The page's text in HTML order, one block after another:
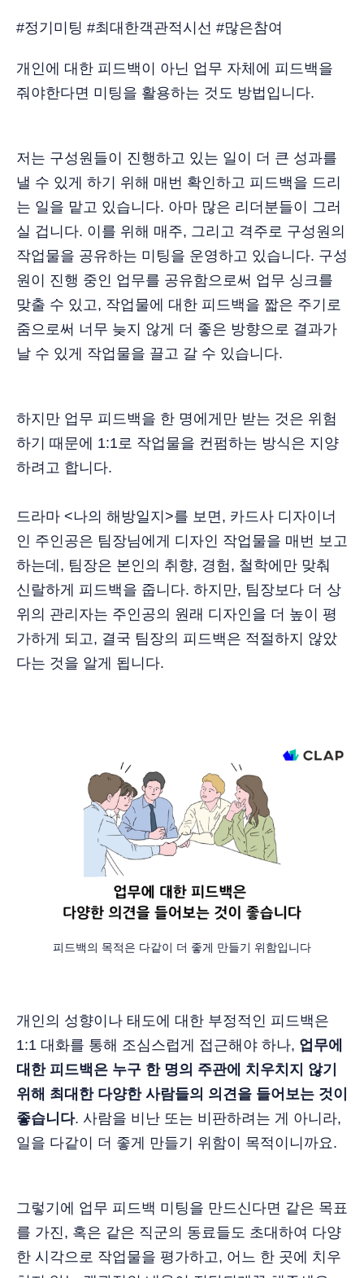
#정기미팅 #최대한객관적시선 #많은참여
개인에 대한 피드백이 아닌 업무 자체에 피드백을
줘야한다면 미팅을 활용하는 것도 방법입니다.
저는 구성원들이 진행하고 있는 일이 더 큰 성과를
낼 수 있게 하기 위해 매번 확인하고 피드백을 드리
는 일을 맡고 있습니다. 아마 많은 리더분들이 그러
실 겁니다. 이를 위해 매주, 그리고 격주로 구성원의
작업물을 공유하는 미팅을 운영하고 있습니다. 구성
원이 진행 중인 업무를 공유함으로써 업무 싱크를
맞출 수 있고, 작업물에 대한 피드백을 짧은 주기로
줌으로써 너무 늦지 않게 더 좋은 방향으로 결과가
날 수 있게 작업물을 끌고 갈 수 있습니다.
하지만 업무 피드백을 한 명에게만 받는 것은 위험
하기 때문에 1:1로 작업물을 컨펌하는 방식은 지양
하려고 합니다.
드라마 <나의 해방일지>를 보면, 카드사 디자이너
인 주인공은 팀장님에게 디자인 작업물을 매번 보고
하는데, 팀장은 본인의 취향, 경험, 철학에만 맞춰
신랄하게 피드백을 줍니다. 하지만, 팀장보다 더 상
위의 관리자는 주인공의 원래 디자인을 더 높이 평
가하게 되고, 결국 팀장의 피드백은 적절하지 않았
다는 것을 알게 됩니다.
피드백의 목적은 다같이 더 좋게 만들기 위함입니다
개인의 성향이나 태도에 대한 부정적인 피드백은
1:1 대화를 통해 조심스럽게 접근해야 하나, 업무에
대한 피드백은 누구 한 명의 주관에 치우치지 않기
위해 최대한 다양한 사람들의 의견을 들어보는 것이
좋습니다. 사람을 비난 또는 비판하려는 게 아니라,
일을 다같이 더 좋게 만들기 위함이 목적이니까요.
그렇기에 업무 피드백 미팅을 만드신다면 같은 목표
를 가진, 혹은 같은 직군의 동료들도 초대하여 다양
한 시각으로 작업물을 평가하고, 어느 한 곳에 치우